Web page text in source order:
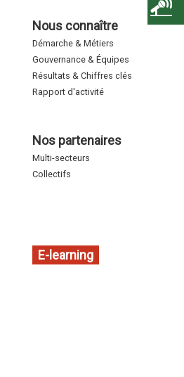
Nous connaître
Démarche & Métiers
Gouvernance & Équipes
Résultats & Chiffres clés
Rapport d'activité
Nos partenaires
Multi-secteurs
Collectifs
E-learning